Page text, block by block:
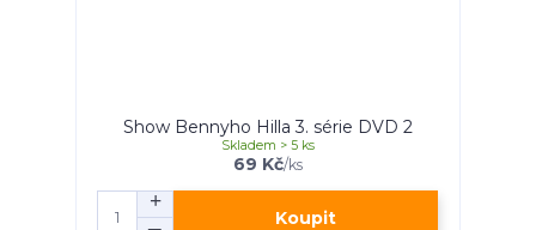
Show Bennyho Hilla 3. série DVD 2
69 Kč/ks
Skladem > 5 ks
Koupit